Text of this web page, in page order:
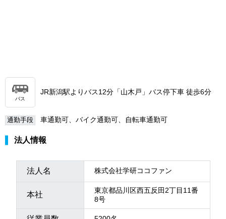
バス
JR新潟駅よりバス12分「山木戸」バス停下車 徒歩6分
通勤手段 車通勤可、バイク通勤可、自転車通勤可
法人情報
法人名 株式会社学研ココファン
本社
東京都品川区西五反田2丁目11番
8号